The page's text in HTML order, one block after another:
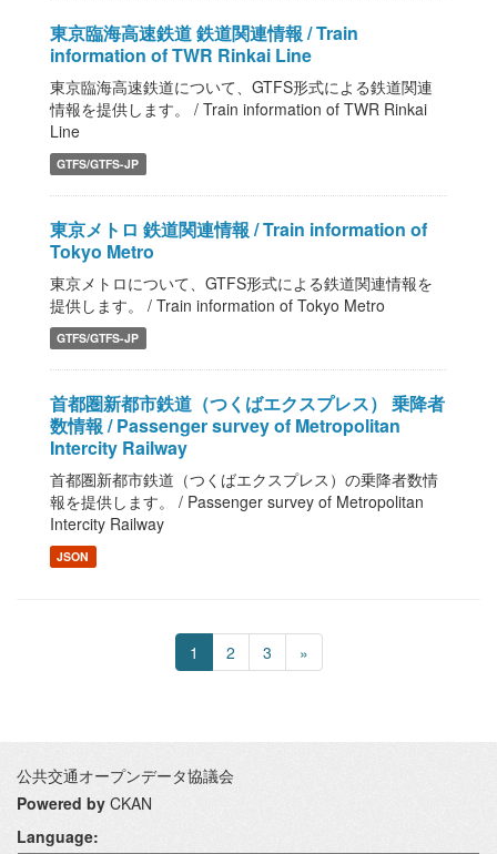
東京臨海高速鉄道 鉄道関連情報 / Train
information of TWR Rinkai Line
東京臨海高速鉄道について、GTFS形式による鉄道関連
情報を提供します。 / Train information of TWR Rinkai
Line
GTFS/GTFS-JP
東京メトロ 鉄道関連情報 / Train information of
Tokyo Metro
東京メトロについて、GTFS形式による鉄道関連情報を
提供します。 / Train information of Tokyo Metro
GTFS/GTFS-JP
首都圏新都市鉄道（つくばエクスプレス） 乗降者
数情報 / Passenger survey of Metropolitan
Intercity Railway
首都圏新都市鉄道（つくばエクスプレス）の乗降者数情
報を提供します。 / Passenger survey of Metropolitan
Intercity Railway
JSON
1 2 3 »
公共交通オープンデータ協議会
Powered by CKAN
Language